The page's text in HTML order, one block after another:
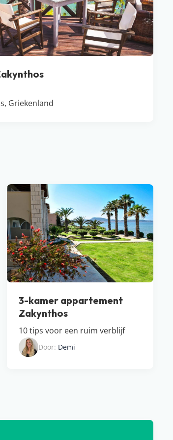
Griekenland
3-kamer appartement
Zakynthos
10 tips voor een ruim verblijf
Door: Demi